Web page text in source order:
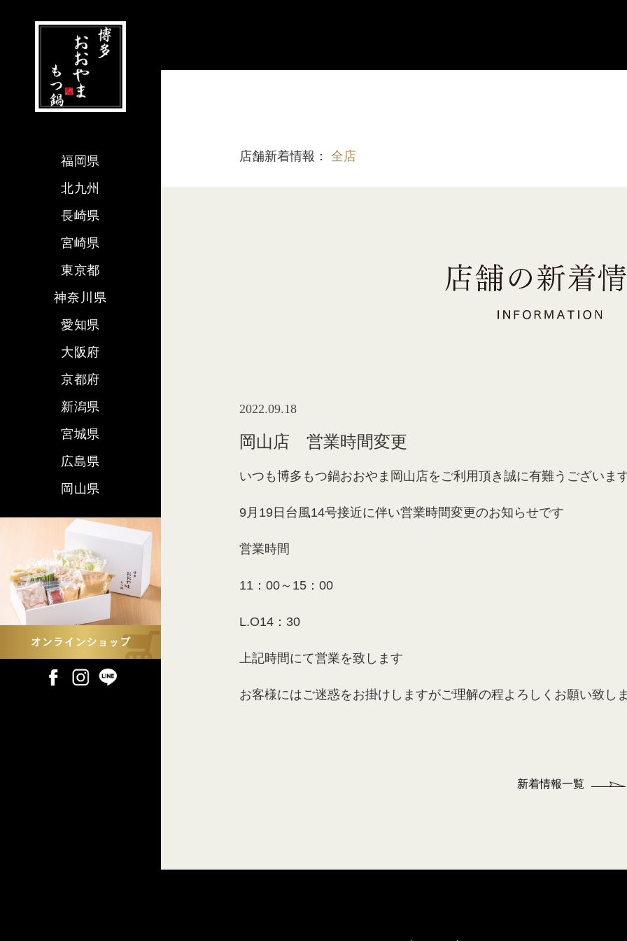
店舗新着情報： 全店
2022.09.18
岡山店 営業時間変更
いつも博多もつ鍋おおやま岡山店をご利用頂き誠に有難うございま
9月19日台風14号接近に伴い営業時間変更のお知らせです
営業時間
11：00～15：00
L.O14：30
上記時間にて営業を致します
お客様にはご迷惑をお掛けしますがご理解の程よろしくお願い致し
新着情報一覧
福岡県
北九州
長崎県
宮崎県
東京都
神奈川県
愛知県
大阪府
京都府
新潟県
宮城県
広島県
岡山県